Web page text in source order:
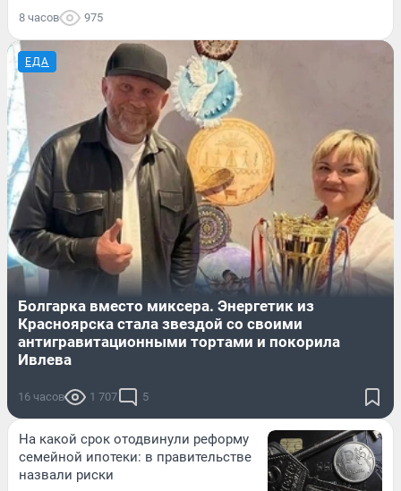
8 часов 975
ЕДА
Болгарка вместо миксера. Энергетик из
Красноярска стала звездой со своими
антигравитационными тортами и покорила
Ивлева
16 часов 1 707 5
На какой срок отодвинули реформу
семейной ипотеки: в правительстве
назвали риски